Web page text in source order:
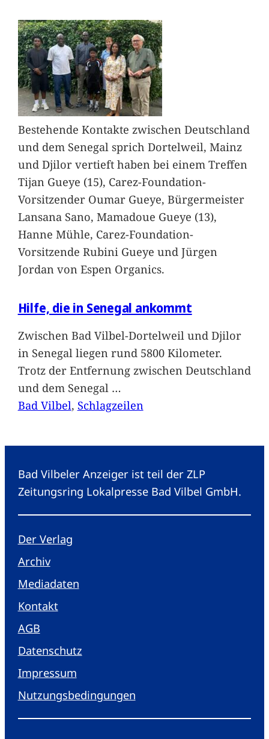
Bestehende Kontakte zwischen Deutschland
und dem Senegal sprich Dortelweil, Mainz
und Djilor vertieft haben bei einem Treffen
Tijan Gueye (15), Carez-Foundation-
Vorsitzender Oumar Gueye, Bürgermeister
Lansana Sano, Mamadoue Gueye (13),
Hanne Mühle, Carez-Foundation-
Vorsitzende Rubini Gueye und Jürgen
Jordan von Espen Organics.
Hilfe, die in Senegal ankommt
Zwischen Bad Vilbel-Dortelweil und Djilor
in Senegal liegen rund 5800 Kilometer.
Trotz der Entfernung zwischen Deutschland
und dem Senegal …
Bad Vilbel, Schlagzeilen
Bad Vilbeler Anzeiger ist teil der ZLP
Zeitungsring Lokalpresse Bad Vilbel GmbH.
Der Verlag
Archiv
Mediadaten
Kontakt
AGB
Datenschutz
Impressum
Nutzungsbedingungen